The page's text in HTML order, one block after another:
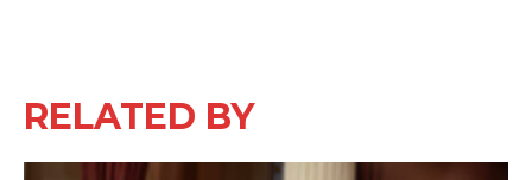
RELATED BY